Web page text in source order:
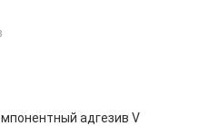
адгезив V